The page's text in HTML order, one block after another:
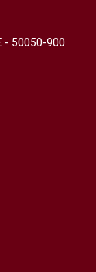
- 50050-900